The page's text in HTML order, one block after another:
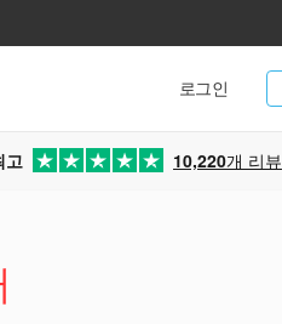
로그인
고 10,220개 리뷰